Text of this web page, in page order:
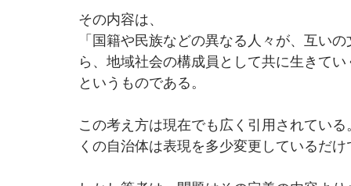
その内容は、
「国籍や民族などの異なる人々が、互い
ら、地域社会の構成員として共に生きて
というものである。
この考え方は現在でも広く引用されてい
くの自治体は表現を多少変更しているだ